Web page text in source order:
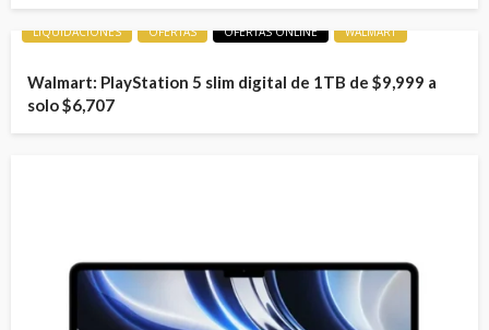
LIQUIDACIONES OFERTAS OFERTAS ONLINE WALMART
Walmart: PlayStation 5 slim digital de 1TB de $9,999 a
solo $6,707